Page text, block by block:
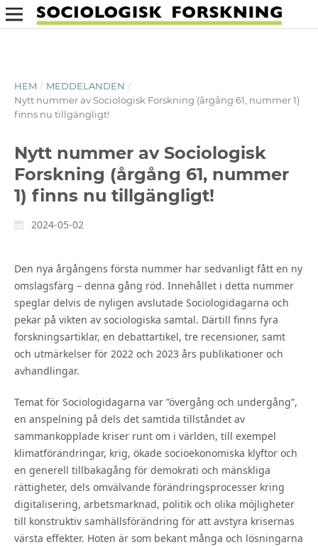
HEM / MEDDELANDEN /
Nytt nummer av Sociologisk Forskning (årgång 61, nummer 1)
finns nu tillgängligt!
Nytt nummer av Sociologisk
Forskning (årgång 61, nummer
1) finns nu tillgängligt!
2024-05-02
Den nya årgångens första nummer har sedvanligt fått en ny
omslagsfärg – denna gång röd. Innehållet i detta nummer
speglar delvis de nyligen avslutade Sociologidagarna och
pekar på vikten av sociologiska samtal. Därtill finns fyra
forskningsartiklar, en debattartikel, tre recensioner, samt
och utmärkelser för 2022 och 2023 års publikationer och
avhandlingar.
Temat för Sociologidagarna var ”övergång och undergång”,
en anspelning på dels det samtida tillståndet av
sammankopplade kriser runt om i världen, till exempel
klimatförändringar, krig, ökade socioekonomiska klyftor och
en generell tillbakagång för demokrati och mänskliga
rättigheter, dels omvälvande förändringsprocesser kring
digitalisering, arbetsmarknad, politik och olika möjligheter
till konstruktiv samhällsförändring för att avstyra krisernas
värsta effekter. Hoten är som bekant många och lösningarna